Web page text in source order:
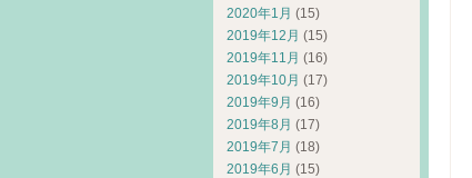
2020年1月 (15)
2019年12月 (15)
2019年11月 (16)
2019年10月 (17)
2019年9月 (16)
2019年8月 (17)
2019年7月 (18)
2019年6月 (15)